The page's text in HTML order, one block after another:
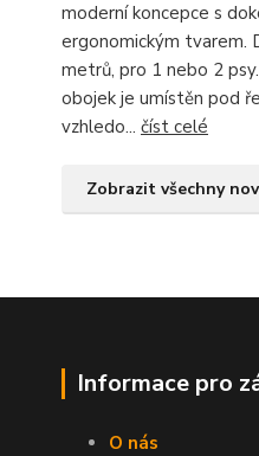
moderní koncepce s
ergonomickým tvarem.
metrů, pro 1 nebo 2
obojek je umístěn pod
vzhledo... číst celé
Zobrazit všechny
Informace pro
O nás